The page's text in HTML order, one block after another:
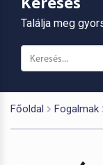
Találja meg
Főoldal Fogalmak